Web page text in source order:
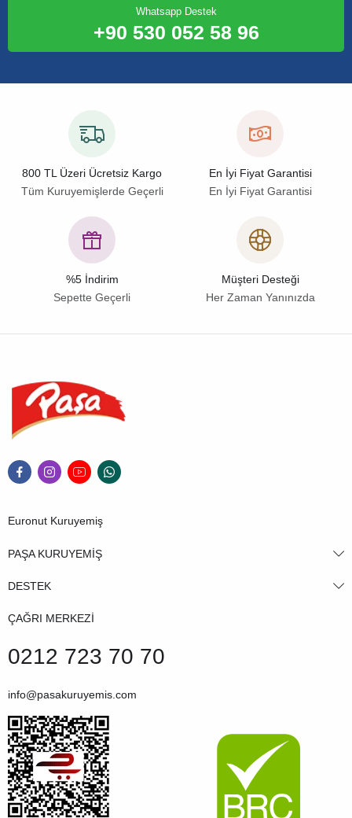
Whatsapp Destek
+90 530 052 58 96
800 TL Üzeri Ücretsiz Kargo
Tüm Kuruyemişlerde Geçerli
En İyi Fiyat Garantisi
En İyi Fiyat Garantisi
%5 İndirim
Sepette Geçerli
Müşteri Desteği
Her Zaman Yanınızda
Euronut Kuruyemiş
PAŞA KURUYEMİŞ
DESTEK
ÇAĞRI MERKEZİ
0212 723 70 70
info@pasakuruyemis.com